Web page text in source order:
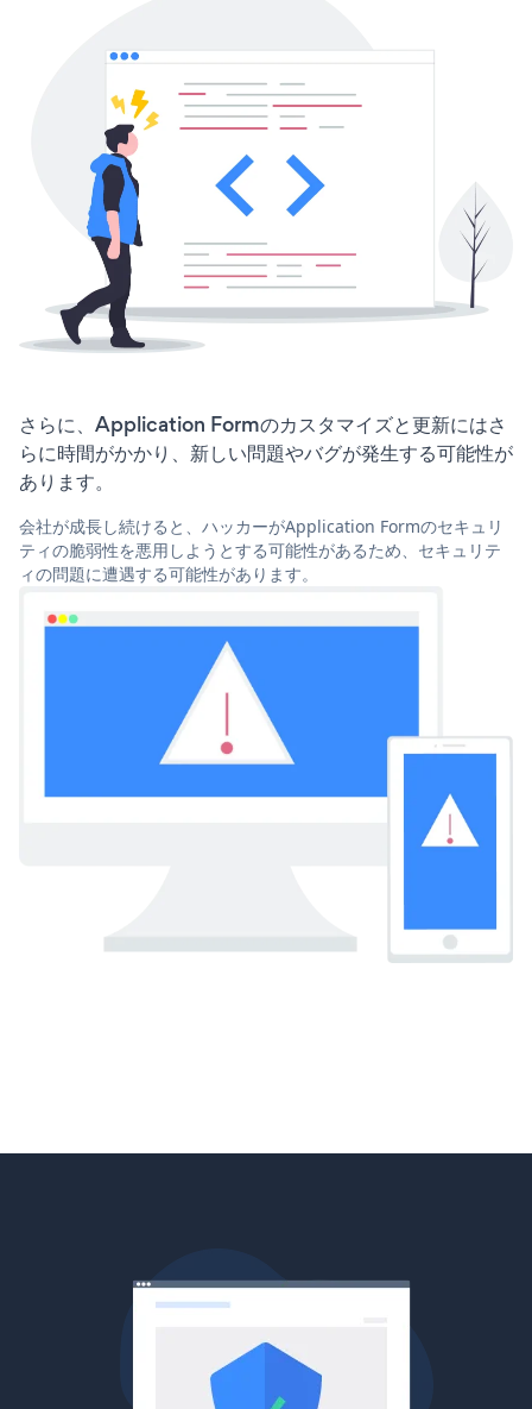
さらに、Application Formのカスタマイズと更新にはさ
らに時間がかかり、新しい問題やバグが発生する可能性が
あります。
会社が成長し続けると、ハッカーがApplication Formのセキュリ
ティの脆弱性を悪用しようとする可能性があるため、セキュリテ
ィの問題に遭遇する可能性があります。